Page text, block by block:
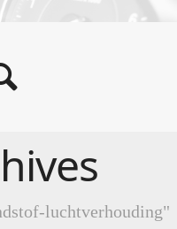
luchtverhouding"